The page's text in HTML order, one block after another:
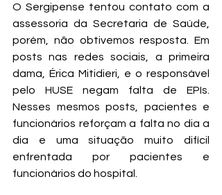
O Sergipense tentou contato com a
assessoria da Secretaria de Saúde,
porém, não obtivemos resposta. Em
posts nas redes sociais, a primeira
dama, Érica Mitidieri, e o responsável
pelo HUSE negam falta de EPIs.
Nesses mesmos posts, pacientes e
funcionários reforçam a falta no dia a
dia e uma situação muito difícil
enfrentada por pacientes e
funcionários do hospital.